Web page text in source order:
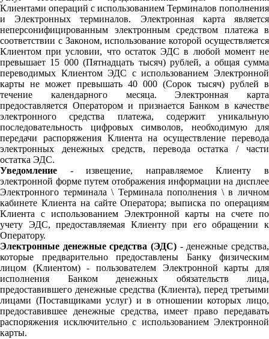
Клиентами операций с использованием Терминалов пополнения
и Электронных терминалов. Электронная карта является
неперсонифицированным электронным средством платежа в
соответствии с Законом, использование которой осуществляется
Клиентом при условии, что остаток ЭДС в любой момент не
превышает 15 000 (Пятнадцать тысяч) рублей, а общая сумма
переводимых Клиентом ЭДС с использованием Электронной
карты не может превышать 40 000 (Сорок тысяч) рублей в
течение календарного месяца. Электронная карта
предоставляется Оператором и признается Банком в качестве
электронного средства платежа, содержит уникальную
последовательность цифровых символов, необходимую для
передачи распоряжения Клиента на осуществление перевода
электронных денежных средств, перевода остатка / части
остатка ЭДС.
Уведомление - извещение, направляемое Клиенту в
электронной форме путем отображения информации на дисплее
Электронного терминала \ Терминала пополнения \ в личном
кабинете Клиента на сайте Оператора; выписка по операциям
Клиента с использованием Электронной карты на счете по
учету ЭДС, предоставляемая Клиенту при его обращении к
Оператору.
Электронные денежные средства (ЭДС) - денежные средства,
которые предварительно предоставлены Банку физическим
лицом (Клиентом) - пользователем Электронной карты для
исполнения Банком денежных обязательств лица,
предоставившего денежные средства (Клиента), перед третьими
лицами (Поставщиками услуг) и в отношении которых лицо,
предоставившее денежные средства, имеет право передавать
распоряжения исключительно с использованием Электронной
карты.